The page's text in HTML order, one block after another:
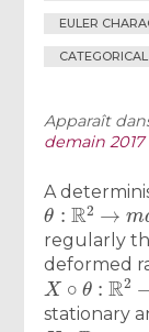
EULER
Apparaît
demain 2017
A
θ:R2→ ma
regularly
deformed
X∘θ:R2→
stationary
X:R→ ma t